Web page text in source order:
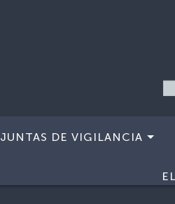
JUNTAS DE VIGILANCIA
EX-CD-N-